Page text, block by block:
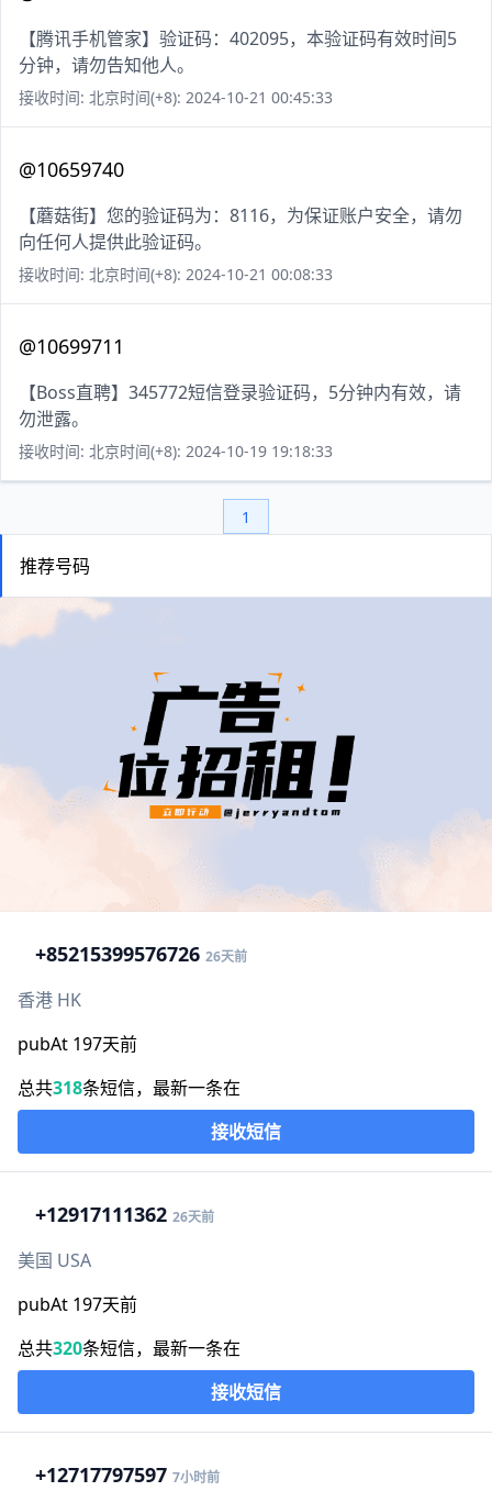
【腾讯手机管家】验证码：402095，本验证码有效时间5
分钟，请勿告知他人。
接收时间: 北京时间(+8): 2024-10-21 00:45:33
@10659740
【蘑菇街】您的验证码为：8116，为保证账户安全，请勿
向任何人提供此验证码。
接收时间: 北京时间(+8): 2024-10-21 00:08:33
@10699711
【Boss直聘】345772短信登录验证码，5分钟内有效，请
勿泄露。
接收时间: 北京时间(+8): 2024-10-19 19:18:33
1
推荐号码
+85215399576726 26天前
香港 HK
pubAt 197天前
总共318条短信，最新一条在
接收短信
+12917111362 26天前
美国 USA
pubAt 197天前
总共320条短信，最新一条在
接收短信
+12717797597 7小时前